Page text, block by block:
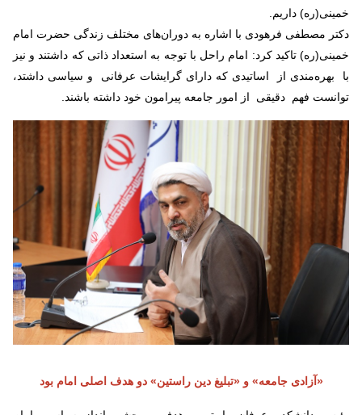
خمینی(ره) داریم.
دکتر مصطفی فرهودی با اشاره به دوران‌های مختلف زندگی حضرت امام
خمینی(ره) تاکید کرد: امام راحل با توجه به استعداد ذاتی که داشتند و نیز
با بهره‌مندی از اساتیدی که دارای گرایشات عرفانی و سیاسی داشتد،
توانست فهم دقیقی از امور جامعه پیرامون خود داشته باشند.
«آزادی جامعه» و «تبلیغ دین راستین» دو هدف اصلی امام بود